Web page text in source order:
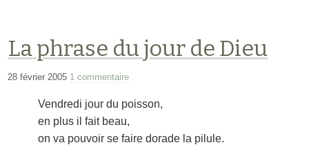
La phrase du jour de Dieu
28 février 2005 1 commentaire
Vendredi jour du poisson,
en plus il fait beau,
on va pouvoir se faire dorade la pilule.